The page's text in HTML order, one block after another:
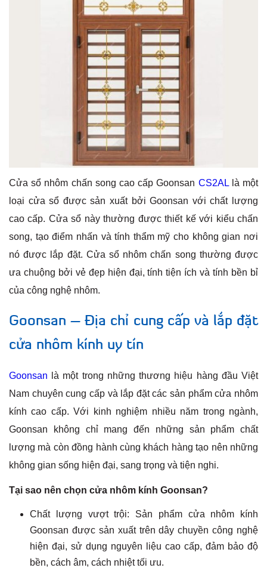
Cửa sổ nhôm chấn song cao cấp Goonsan CS2ALlà một
loại cửa sổ được sản xuất bởi Goonsan với chất lượng
cao cấp. Cửa sổ này thường được thiết kế với kiểu chấn
song, tạo điểm nhấn và tính thẩm mỹ cho không gian nơi
nó được lắp đặt. Cửa sổ nhôm chấn song thường được
ưa chuộng bởi vẻ đẹp hiện đại, tính tiện ích và tính bền bỉ
của công nghệ nhôm.
Goonsan – Địa chỉ cung cấp và lắp đặt
cửa nhôm kính uy tín
Goonsan là một trong những thương hiệu hàng đầu Việt
Nam chuyên cung cấp và lắp đặt các sản phẩm cửa nhôm
kính cao cấp. Với kinh nghiệm nhiều năm trong ngành,
Goonsan không chỉ mang đến những sản phẩm chất
lượng mà còn đồng hành cùng khách hàng tạo nên những
không gian sống hiện đại, sang trọng và tiện nghi.
Tại sao nên chọn cửa nhôm kính Goonsan?
Chất lượng vượt trội: Sản phẩm cửa nhôm kính
Goonsan được sản xuất trên dây chuyền công nghệ
hiện đại, sử dụng nguyên liệu cao cấp, đảm bảo độ
bền, cách âm, cách nhiệt tối ưu.